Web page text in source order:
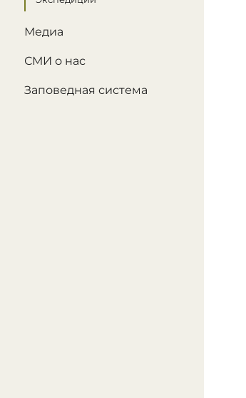
Медиа
СМИ о нас
Заповедная система